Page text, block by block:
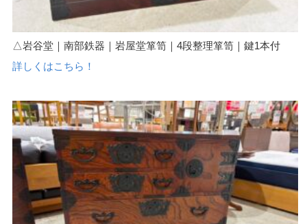
△岩谷堂｜南部鉄器｜岩屋堂箪笥｜4段整理箪笥｜鍵1本付
詳しくはこちら！